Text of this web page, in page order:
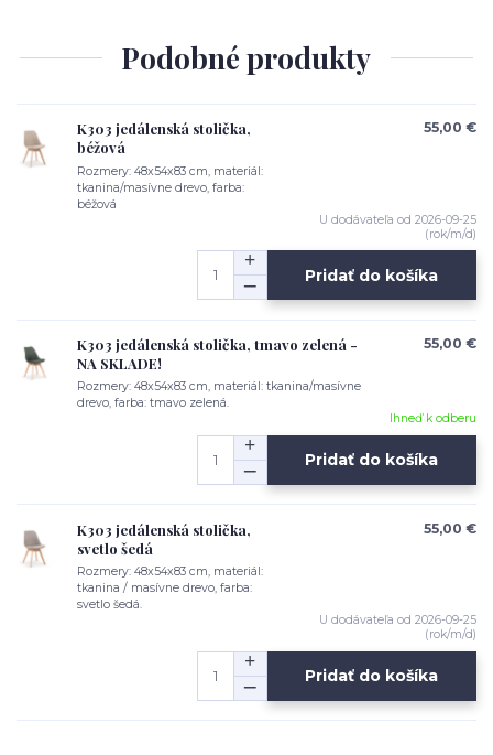
Podobné produkty
K303 jedálenská stolička,
béžová
Rozmery: 48x54x83 cm, materiál:
tkanina/masívne drevo, farba:
béžová
55,00 €
U dodávateľa od 2026-09-25
(rok/m/d)
Pridať do košíka
K303 jedálenská stolička, tmavo zelená -
NA SKLADE!
Rozmery: 48x54x83 cm, materiál: tkanina/masívne
drevo, farba: tmavo zelená.
55,00 €
Ihneď k odberu
Pridať do košíka
K303 jedálenská stolička,
svetlo šedá
Rozmery: 48x54x83 cm, materiál:
tkanina / masívne drevo, farba:
svetlo šedá.
55,00 €
U dodávateľa od 2026-09-25
(rok/m/d)
Pridať do košíka